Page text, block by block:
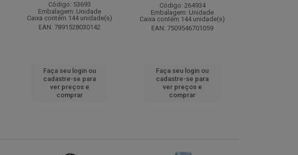
Código: 53693
Embalagem: Unidade
Caixa contém 144 unidade(s)
EAN: 7891528030142
Faça seu login ou
cadastre-se para
ver preços e
comprar
Código: 264934
Embalagem: Unidade
Caixa contém 144 unidade(s)
EAN: 7509546701059
Faça seu login ou
cadastre-se para
ver preços e
comprar